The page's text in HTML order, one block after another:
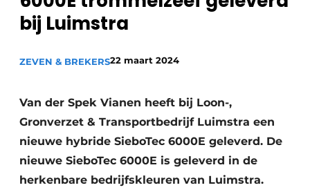
recyclingstroom in België
Vacature aanmelden
Safety First
Recyclinginstallaties
Detectieapparatuur
Persen
bij Luimstra
ZEVEN & BREKERS22 maart 2024
Van der Spek Vianen heeft bij Loon-,
Gronverzet & Transportbedrijf Luimstra een
nieuwe hybride SieboTec 6000E geleverd. De
nieuwe SieboTec 6000E is geleverd in de
herkenbare bedrijfskleuren van Luimstra.